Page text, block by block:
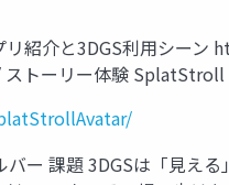
紹介と3DGS利用シー
トーリー体験
ー 課題 3DGSは「見え